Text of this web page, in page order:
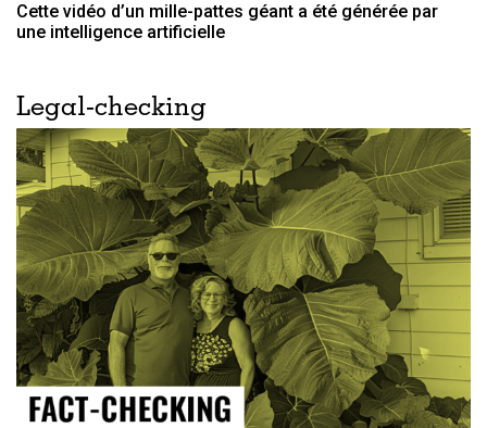
Cette vidéo d’un mille-pattes géant a été générée par
une intelligence artificielle
Legal-checking